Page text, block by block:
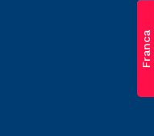
Franca